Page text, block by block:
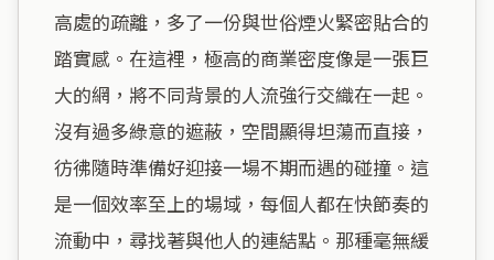
高處的疏離，多了一份與世俗煙火緊密貼合的
踏實感。在這裡，極高的商業密度像是一張巨
大的網，將不同背景的人流強行交織在一起。
沒有過多綠意的遮蔽，空間顯得坦蕩而直接，
彷彿隨時準備好迎接一場不期而遇的碰撞。這
是一個效率至上的場域，每個人都在快節奏的
流動中，尋找著與他人的連結點。那種毫無緩